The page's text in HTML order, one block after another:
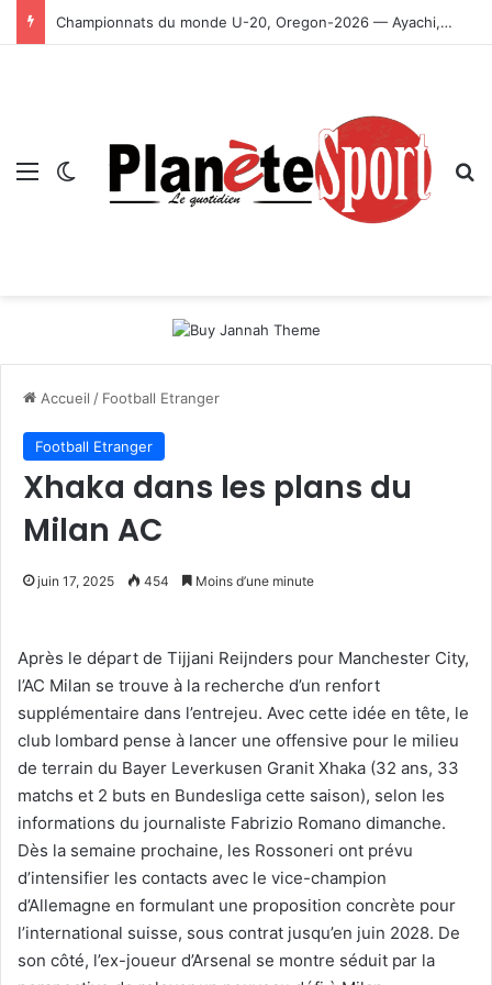
Championnats du monde U-20, Oregon-2026 — Ayachi, Dissa, Touahria et Ghezali en finale
Menu Switch skin
Accueil / Football Etranger
Football Etranger
Xhaka dans les plans du
Milan AC
juin 17, 2025 454 Moins d’une minute
Après le départ de Tijjani Reijnders pour Manchester City,
l’AC Milan se trouve à la recherche d’un renfort
supplémentaire dans l’entrejeu. Avec cette idée en tête, le
club lombard pense à lancer une offensive pour le milieu
de terrain du Bayer Leverkusen Granit Xhaka (32 ans, 33
matchs et 2 buts en Bundesliga cette saison), selon les
informations du journaliste Fabrizio Romano dimanche.
Dès la semaine prochaine, les Rossoneri ont prévu
d’intensifier les contacts avec le vice-champion
d’Allemagne en formulant une proposition concrète pour
l’international suisse, sous contrat jusqu’en juin 2028. De
son côté, l’ex-joueur d’Arsenal se montre séduit par la